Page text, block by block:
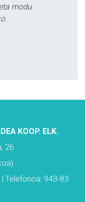
modu
KOOP. ELK.
26
Telefonoa: 943-83